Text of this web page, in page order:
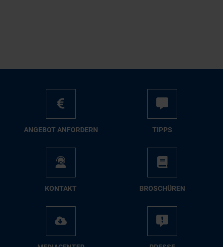
AN­GE­BOT AN­FOR­DERN TIPPS
KON­TAKT BRO­SCHÜ­REN